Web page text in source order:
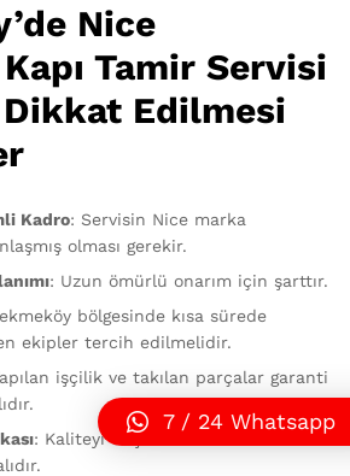
Nice
Tamir Servisi
Edilmesi
Kadro: Servisin Nice marka
olması gerekir.
: Uzun ömürlü onarım için şarttır.
bölgesinde kısa sürede
ekipler tercih edilmelidir.
işçilik ve takılan parçalar garanti
: Kaliteyi düşürmeden ekonomik
7 / 24 Whatsapp